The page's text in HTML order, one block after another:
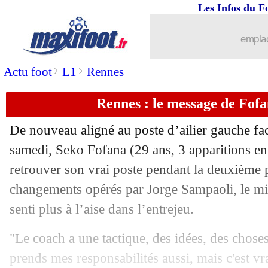
Actu foot> L1 > Rennes
Les Infos du
Rennes : le message de
De nouveau aligné au poste d’ailier gauche
samedi, Seko Fofana (29 ans, 3 apparitions
retrouver son vrai poste pendant la deuxième
changements opérés par Jorge Sampaoli, le
senti plus à l’aise dans l’entrejeu.
"Le coach a une tactique, des idées, des
prends mes responsabilités aussi, mais c'est
VIDEO : encore une boulette
19/01 ASSE: sauveur, Boakye ne s'en
19/01 Ang.: Nottingham Forest revient sur
19/01 Ang.: Everton s'offre Tottenham
19/01 Ang.: Manchester United chute
19/01 L1 : St Etienne 1-1 Nantes (fini)
: Reims-Le Havre, les compos